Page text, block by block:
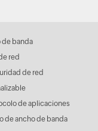
de banda
red
de red
de aplicaciones
de ancho de banda